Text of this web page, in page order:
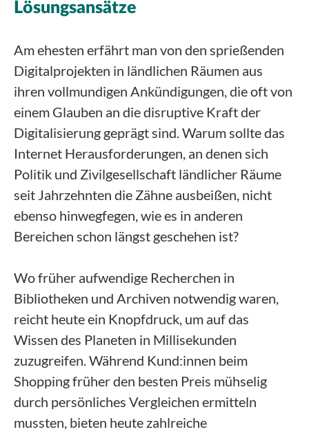
Lösungsansätze
Am ehesten erfährt man von den sprießenden
Digitalprojekten in ländlichen Räumen aus
ihren vollmundigen Ankündigungen, die oft von
einem Glauben an die disruptive Kraft der
Digitalisierung geprägt sind. Warum sollte das
Internet Herausforderungen, an denen sich
Politik und Zivilgesellschaft ländlicher Räume
seit Jahrzehnten die Zähne ausbeißen, nicht
ebenso hinwegfegen, wie es in anderen
Bereichen schon längst geschehen ist?
Wo früher aufwendige Recherchen in
Bibliotheken und Archiven notwendig waren,
reicht heute ein Knopfdruck, um auf das
Wissen des Planeten in Millisekunden
zuzugreifen. Während Kund:innen beim
Shopping früher den besten Preis mühselig
durch persönliches Vergleichen ermitteln
mussten, bieten heute zahlreiche